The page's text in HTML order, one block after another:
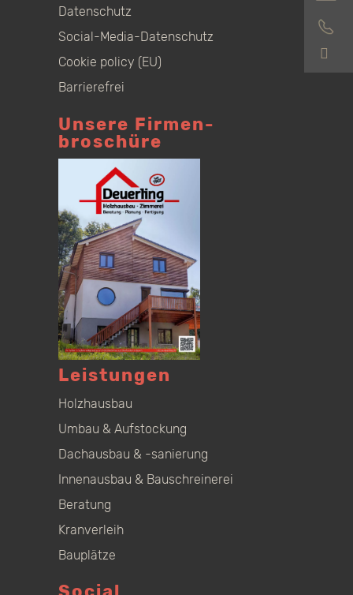
Datenschutz
Social-Media-Datenschutz
Cookie policy (EU)
Barrierefrei
Unsere Firmen­
broschüre
Leistungen
Holzhausbau
Umbau & Aufstockung
Dachausbau & -sanierung
Innenausbau & Bauschreinerei
Beratung
Kranverleih
Bauplätze